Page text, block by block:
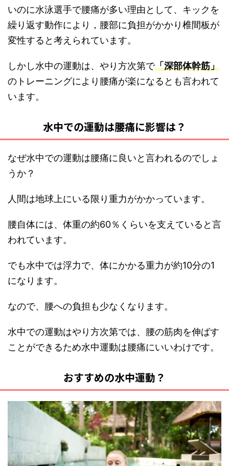
いのに水泳選手で腰痛が多い理由として、キックを
繰り返す動作により，腰部に負担がかかり椎間板が
変性すると考えられています。
しかし水中の運動は、やり方次第で「深部体幹筋」
のトレーニングにより腰痛が楽になるとも言われて
います。
水中での運動は腰痛に影響は？
なぜ水中での運動は腰痛に良いと言われるのでしょ
うか？
人間は地球上にいる限り重力がかかっています。
腰自体には、体重の約60％くらいを支えていると言
われています。
でも水中では浮力で、体にかかる重力が約10分の1
になります。
なので、腰への負担も少なくなります。
水中での運動はやり方次第では、腰の筋肉を伸ばす
ことができるため水中運動は腰痛にいいわけです。
おすすめの水中運動？